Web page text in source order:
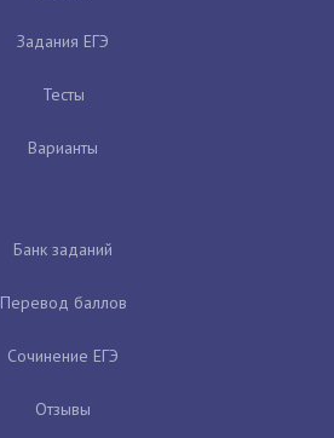
Задания ЕГЭ
Тесты
Варианты
Банк заданий
Перевод баллов
Сочинение ЕГЭ
Отзывы